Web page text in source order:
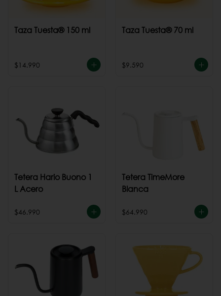
Taza Tuesta® 150 ml
$14.990
Taza Tuesta® 70 ml
$9.590
Tetera Hario Buono 1
L Acero
$46.990
Tetera TimeMore
Blanca
$64.990